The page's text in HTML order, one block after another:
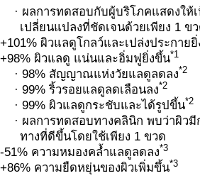
· ผลการทดสอบกับผู้บริโภคแสดงให้
เปลี่ยนแปลงที่ชัดเจนด้วยเพียง 1 ข
+101% ผิวแลดูโกลว์และเปล่งประกาย
+98% ผิวแลดู แน่นและอิ่มฟูยิ่งขึ้น*1
· 98% สัญญาณแห่งวัยแลดูลดลง*2
· 99% ริ้วรอยแลดูลดเลือนลง*2
· 99% ผิวแลดูกระชับและได้รูปขึ้น*2
· ผลการทดสอบทางคลินิก พบว่าผิวมี
ทางที่ดีขึ้นโดยใช้เพียง 1 ขวด
-51% ความหมองคล้ำแลดูลดลง*3
+86% ความยืดหยุ่นของผิวเพิ่มขึ้น*3